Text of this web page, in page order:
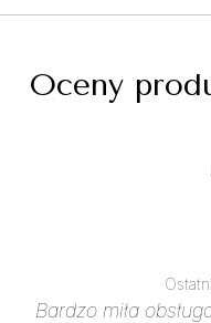
Oceny
Bardzo miła